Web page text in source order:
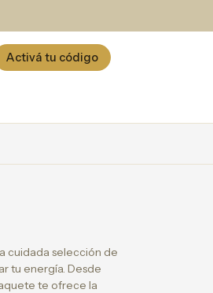
Activá tu código
cuidada selección de
tu energía. Desde
te ofrece la